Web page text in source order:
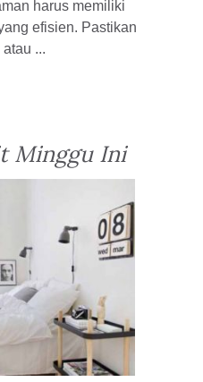
harus memiliki
efisien. Pastikan
...
Minggu Ini